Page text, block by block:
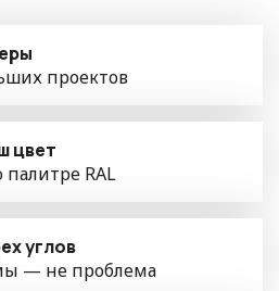
проектов
цвет
RAL
углов
— не проблема